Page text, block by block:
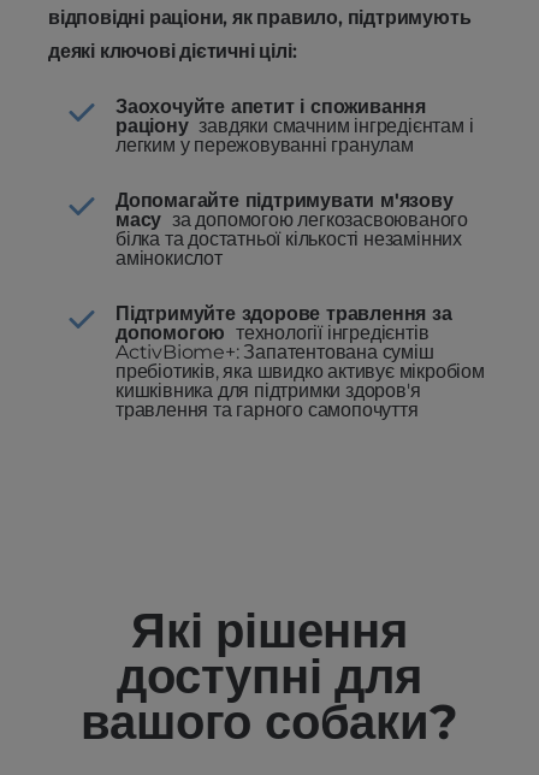
відповідні раціони, як правило, підтримують
деякі ключові дієтичні цілі:
Заохочуйте апетит і споживання
раціону завдяки смачним інгредієнтам і
легким у пережовуванні гранулам
Допомагайте підтримувати м'язову
масу за допомогою легкозасвоюваного
білка та достатньої кількості незамінних
амінокислот
Підтримуйте здорове травлення за
допомогою технології інгредієнтів
ActivBiome+: Запатентована суміш
пребіотиків, яка швидко активує мікробіом
кишківника для підтримки здоров'я
травлення та гарного самопочуття
Які рішення
доступні для
вашого собаки?